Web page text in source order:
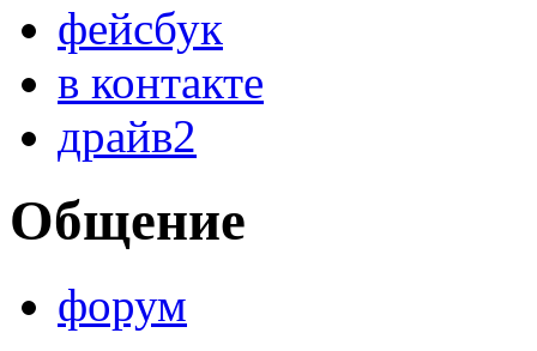
фейсбук
в контакте
драйв2
Общение
форум